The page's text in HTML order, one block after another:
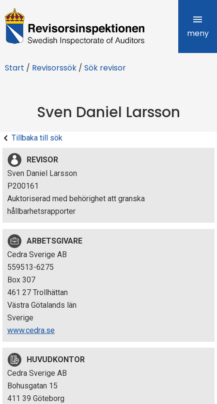
R
e
i
r
s
i
n
s
p
e
k
t
i
o
n
e
n
meny
Start / Revisorssök / Sök revisor
Sven Daniel Larsson
Tillbaka till sök
REVISOR
Sven Daniel Larsson
P200161
Auktoriserad med behörighet att granska
hållbarhetsrapporter
ARBETSGIVARE
Cedra Sverige AB
559513-6275
Box 307
461 27 Trollhättan
Västra Götalands län
Sverige
www.cedra.se
HUVUDKONTOR
Cedra Sverige AB
Bohusgatan 15
411 39 Göteborg